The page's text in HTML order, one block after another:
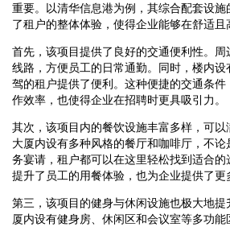
重要。以清华信息港为例，其综合配套设
了租户的整体体验，使得企业能够在舒适且
首先，该项目提供了良好的交通便利性。周
线路，方便员工的日常通勤。同时，楼内设
驾的租户提供了便利。这种便捷的交通条
作效率，也使得企业在招聘时更具吸引力。
其次，该项目内的餐饮设施丰富多样，可以
大厦内设有多种风格的餐厅和咖啡厅，不
务宴请，租户都可以在这里轻松找到适合
提升了员工的用餐体验，也为企业提供了更
第三，该项目的健身与休闲设施也极大地
厦内设有健身房、休闲区和会议室等多功